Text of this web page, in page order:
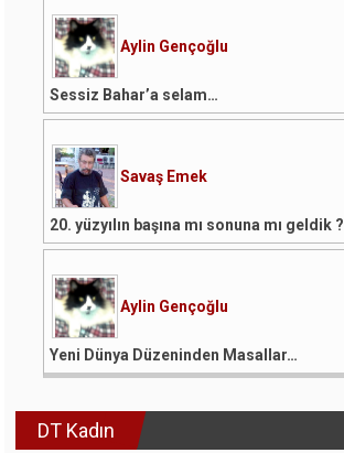
Aylin Gençoğlu
Sessiz Bahar’a selam…
Savaş Emek
20. yüzyılın başına mı sonuna mı geldik ?
Aylin Gençoğlu
Yeni Dünya Düzeninden Masallar…
DT Kadın